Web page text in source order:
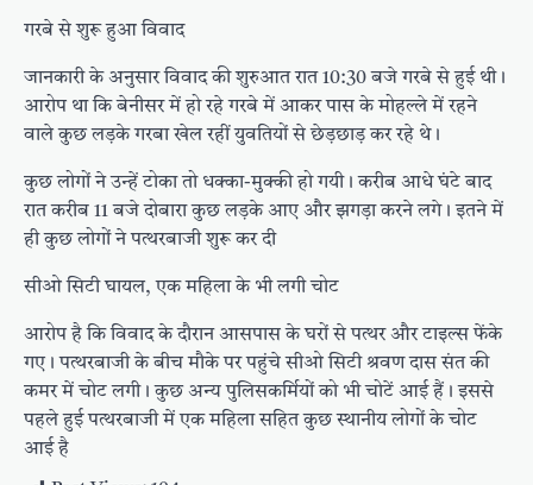
गरबे से शुरू हुआ विवाद
जानकारी के अनुसार विवाद की शुरुआत रात 10:30 बजे गरबे से हुई थी।
आरोप था कि बेनीसर में हो रहे गरबे में आकर पास के मोहल्ले में रहने
वाले कुछ लड़के गरबा खेल रहीं युवतियों से छेड़छाड़ कर रहे थे।
कुछ लोगों ने उन्हें टोका तो धक्का-मुक्की हो गयी। करीब आधे घंटे बाद
रात करीब 11 बजे दोबारा कुछ लड़के आए और झगड़ा करने लगे। इतने में
ही कुछ लोगों ने पत्थरबाजी शुरू कर दी
सीओ सिटी घायल, एक महिला के भी लगी चोट
आरोप है कि विवाद के दौरान आसपास के घरों से पत्थर और टाइल्स फेंके
गए। पत्थरबाजी के बीच मौके पर पहुंचे सीओ सिटी श्रवण दास संत की
कमर में चोट लगी। कुछ अन्य पुलिसकर्मियों को भी चोटें आई हैं। इससे
पहले हुई पत्थरबाजी में एक महिला सहित कुछ स्थानीय लोगों के चोट
आई है